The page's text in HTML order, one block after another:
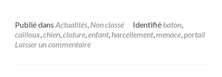
Publié dans Actualités, Non classé Identifié baton,
cailloux,chien,cloture,enfant, harcellement,menace,portail
Laisser un commentaire